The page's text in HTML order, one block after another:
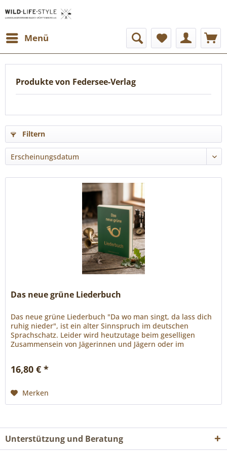
Menü
Produkte von Federsee-Verlag
Filtern
Das neue grüne Liederbuch
Das neue grüne Liederbuch "Da wo man singt, da lass dich
ruhig nieder", ist ein alter Sinnspruch im deutschen
Sprachschatz. Leider wird heutzutage beim geselligen
Zusammensein von Jägerinnen und Jägern oder im
16,80 € *
Merken
Unterstützung und Beratung